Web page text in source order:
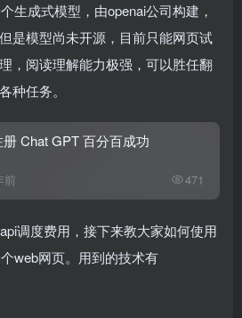
生成式模型，由openai公司构建，
是模型尚未开源，目前只能网页试
，阅读理解能力极强，可以胜任翻
种任务。
Chat GPT 百分百成功
前 471
调度费用，接下来教大家如何使用
web网页。用到的技术有